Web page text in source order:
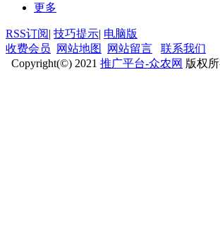
更多
RSS订阅| 技巧提示| 电脑版
收费会员
网站地图 网站留言
联系我们
Copyright(©) 2021 推广平台-众农网 版权